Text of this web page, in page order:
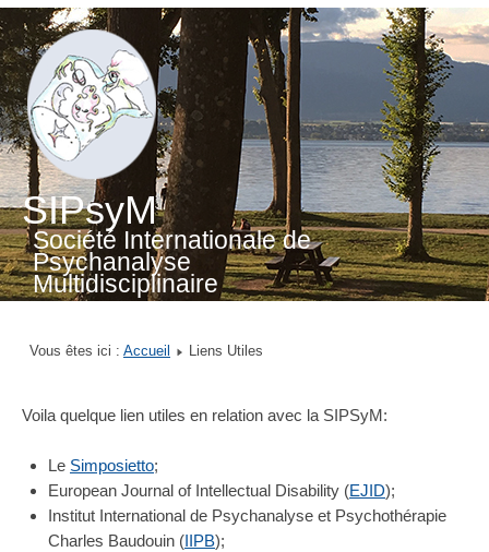
SIPsyM
Société Internationale de
Psychanalyse
Multidisciplinaire
Vous êtes ici : Accueil Liens Utiles
Voila quelque lien utiles en relation avec la SIPSyM:
Le Simposietto;
European Journal of Intellectual Disability (EJID);
Institut International de Psychanalyse et Psychothérapie
Charles Baudouin (IIPB);